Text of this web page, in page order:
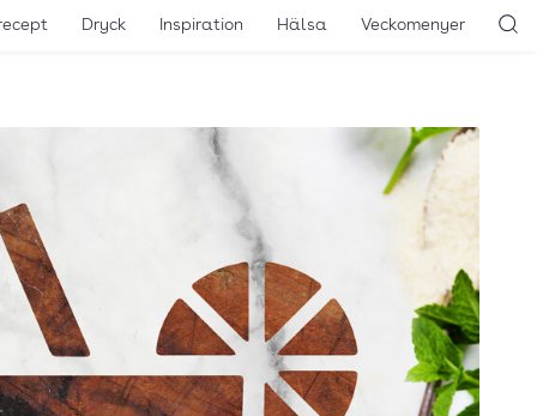
Dryck Inspiration Hälsa Veckomenyer